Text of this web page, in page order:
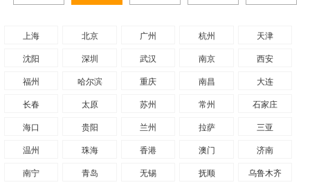
上海 北京 广州 杭州
天津
沈阳
深圳 武汉 南京
西安
福州
哈尔滨 重庆 南昌
大连
长春
太原 苏州 常州
石家庄
海口
贵阳 兰州 拉萨
三亚
温州
珠海 香港 澳门
济南
南宁
青岛 无锡 抚顺
乌鲁木齐